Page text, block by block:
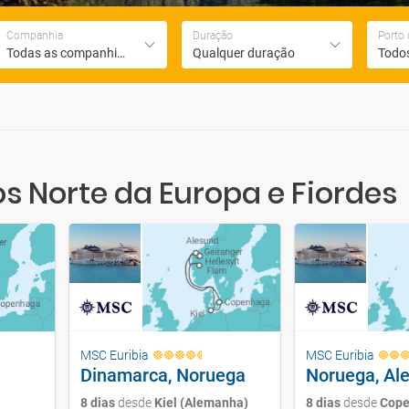
Companhia
Todas as companhias
Duração
Qualquer duração
Porto
Norte da Europa e Fiordes
MSC Euribia
Dinamarca, Noruega
8 diasdesde Kiel (Alemanha)
MSC Euribia
Noruega,
8 diasdesde